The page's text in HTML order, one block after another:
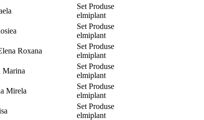
Set Produse
elmiplant
Set Produse
elmiplant
Roxana
Set Produse
elmiplant
Marina
Set Produse
elmiplant
Mirela
Set Produse
elmiplant
Set Produse
elmiplant